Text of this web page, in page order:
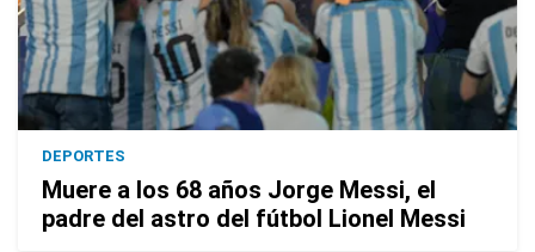
DEPORTES
Muere a los 68 años Jorge Messi, el
padre del astro del fútbol Lionel Messi